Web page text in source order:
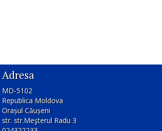
Adresa
MD-5102
Republica Moldova
Orașul Căușeni
str. str.Meşterul Radu 3